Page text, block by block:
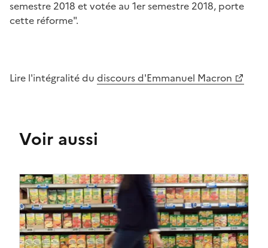
semestre 2018 et votée au 1er semestre 2018, porte
cette réforme".
Lire l'intégralité du discours d'Emmanuel Macron
Voir aussi